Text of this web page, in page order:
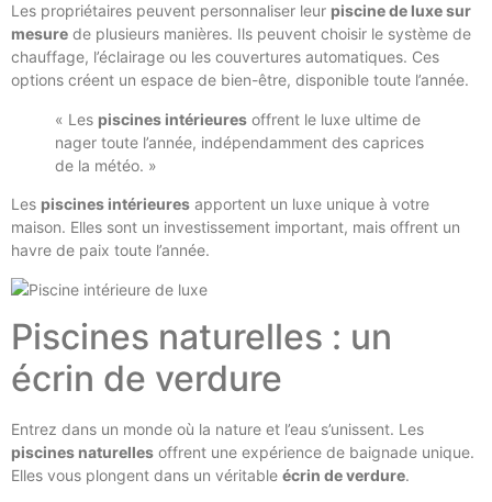
Les propriétaires peuvent personnaliser leur piscine de luxe sur
mesure de plusieurs manières. Ils peuvent choisir le système de
chauffage, l’éclairage ou les couvertures automatiques. Ces
options créent un espace de bien-être, disponible toute l’année.
« Les piscines intérieures offrent le luxe ultime de
nager toute l’année, indépendamment des caprices
de la météo. »
Les piscines intérieures apportent un luxe unique à votre
maison. Elles sont un investissement important, mais offrent un
havre de paix toute l’année.
Piscines naturelles : un
écrin de verdure
Entrez dans un monde où la nature et l’eau s’unissent. Les
piscines naturelles offrent une expérience de baignade unique.
Elles vous plongent dans un véritable écrin de verdure.